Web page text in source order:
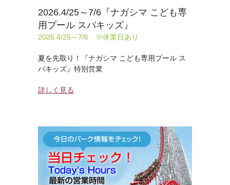
2026.4/25～7/6『ナガシマ こども専
用プール スパキッズ』
2026.4/25～7/6 ※休業日あり
夏を先取り！『ナガシマ こども専用プール ス
パキッズ』特別営業
詳しく見る